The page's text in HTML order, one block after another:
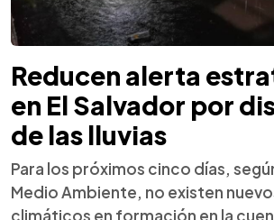
Reducen alerta
en El Salvador por
de las lluvias
Para los próximos cinco días,
Medio Ambiente, no existen
climáticos en formación en la